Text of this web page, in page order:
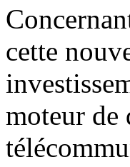
cette
moteur de